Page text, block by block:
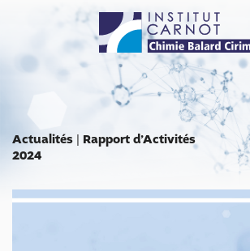
Actualités | Rapport d’Activités
2024